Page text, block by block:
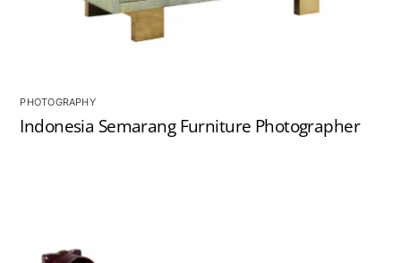
PHOTOGRAPHY
Indonesia Semarang Furniture Photographer